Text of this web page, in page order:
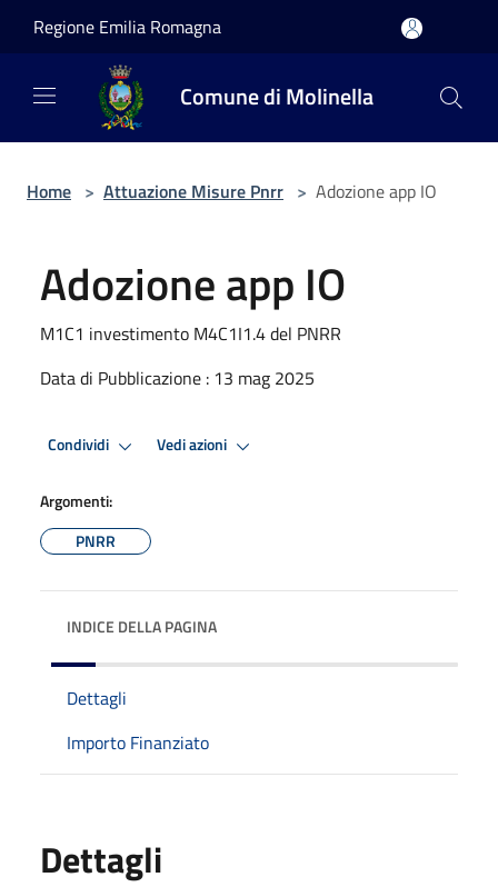
Regione Emilia Romagna
Comune di Molinella
Home > Attuazione Misure Pnrr > Adozione app IO
Adozione app IO
M1C1 investimento M4C1I1.4 del PNRR
Data di Pubblicazione : 13 mag 2025
Condividi Vedi azioni
Argomenti:
PNRR
INDICE DELLA PAGINA
Dettagli
Importo Finanziato
Dettagli